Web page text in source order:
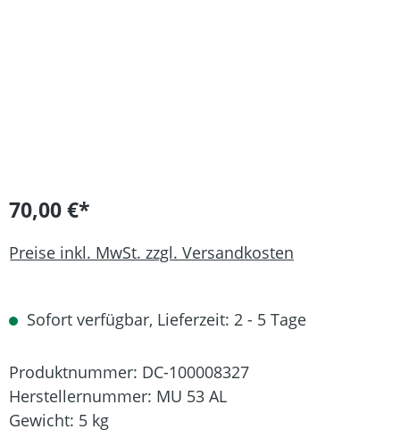
70,00 €*
Preise inkl. MwSt. zzgl. Versandkosten
Sofort verfügbar, Lieferzeit: 2 - 5 Tage
Produktnummer: DC-100008327
Herstellernummer: MU 53 AL
Gewicht: 5 kg